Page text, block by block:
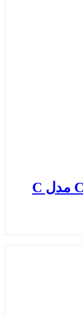
اپکس فایندر کوکسو COXO مدل C